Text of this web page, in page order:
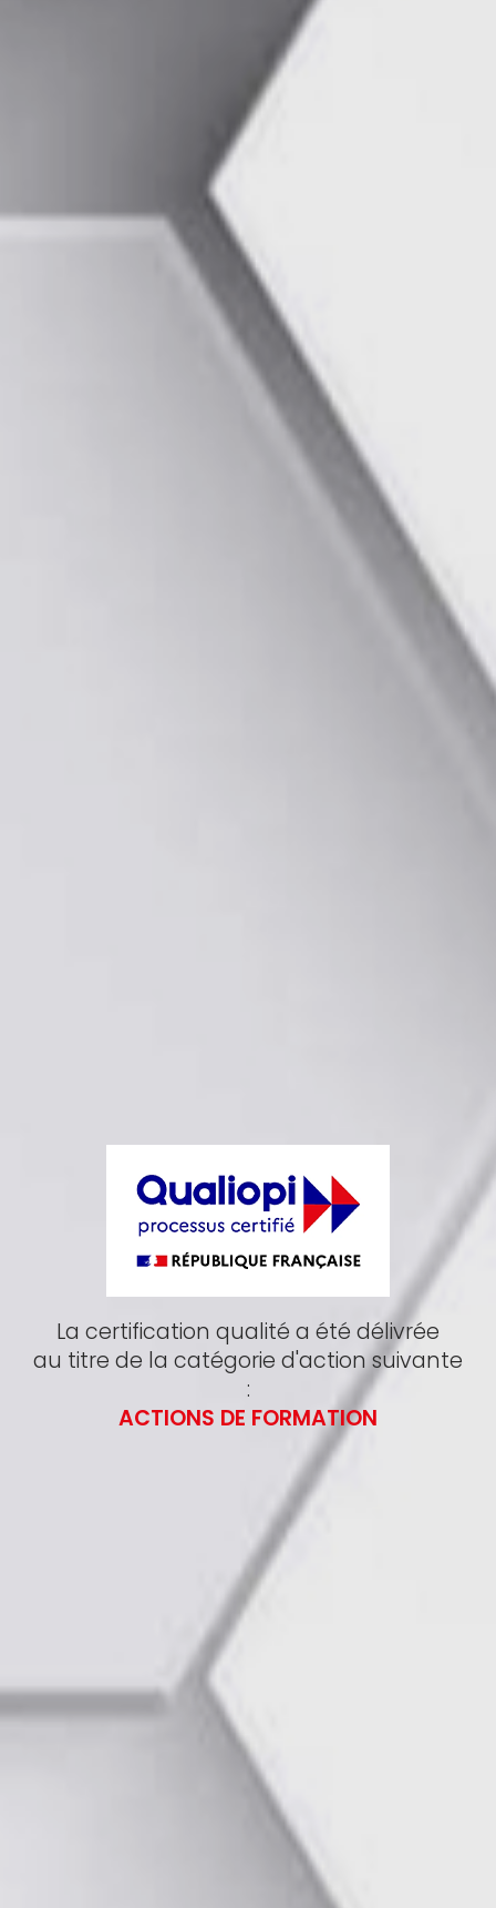
La certification qualité a été délivrée
au titre de la catégorie d'action suivante
:
ACTIONS DE FORMATION